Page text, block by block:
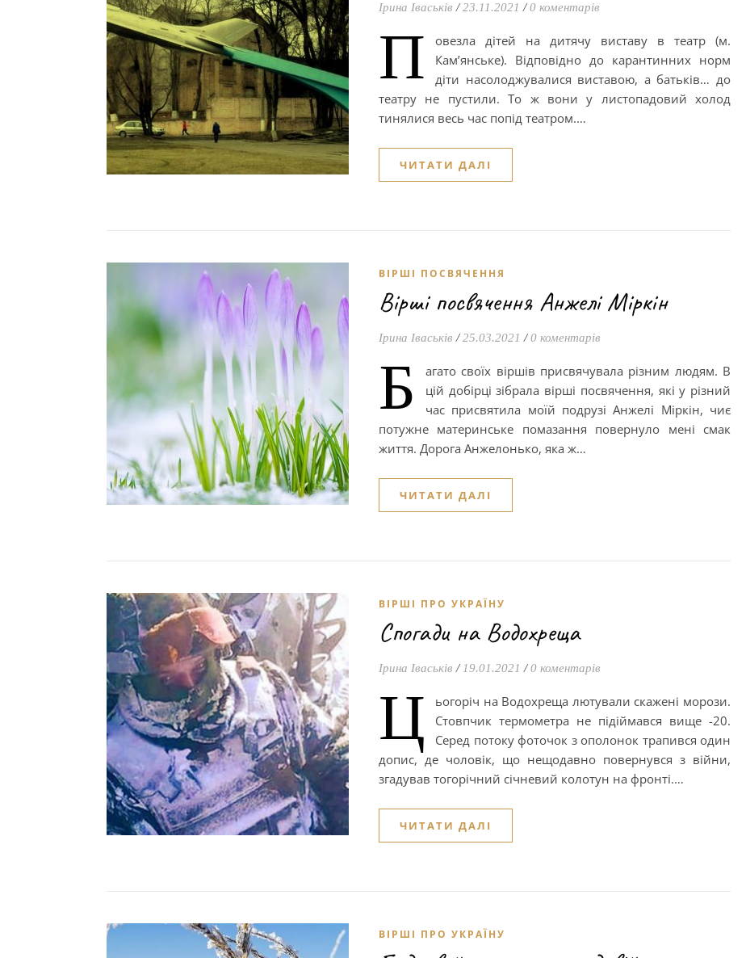
Ірина Іваськів / 23.11.2021 / 0 коментарів
П
овезла дітей на дитячу виставу в театр (м.
Кам’янське). Відповідно до карантинних норм
діти насолоджувалися виставою, а батьків… до
театру не пустили. То ж вони у листопадовий холод
тинялися весь час попід театром.…
ЧИТАТИ ДАЛІ
ВІРШІ ПОСВЯЧЕННЯ
Вірші посвячення Анжелі Міркін
Ірина Іваськів / 25.03.2021 / 0 коментарів
Б
агато своїх віршів присвячувала різним людям. В
цій добірці зібрала вірші посвячення, які у різний
час присвятила моїй подрузі Анжелі Міркін, чиє
потужне материнське помазання повернуло мені смак
життя. Дорога Анжелонько, яка ж…
ЧИТАТИ ДАЛІ
ВІРШІ ПРО УКРАЇНУ
Спогади на Водохреща
Ірина Іваськів / 19.01.2021 / 0 коментарів
Ц
ьогоріч на Водохреща лютували скажені морози.
Стовпчик термометра не підіймався вище -20.
Серед потоку фоточок з ополонок трапився один
допис, де чоловік, що нещодавно повернувся з війни,
згадував тогорічний січневий колотун на фронті.…
ЧИТАТИ ДАЛІ
ВІРШІ ПРО УКРАЇНУ